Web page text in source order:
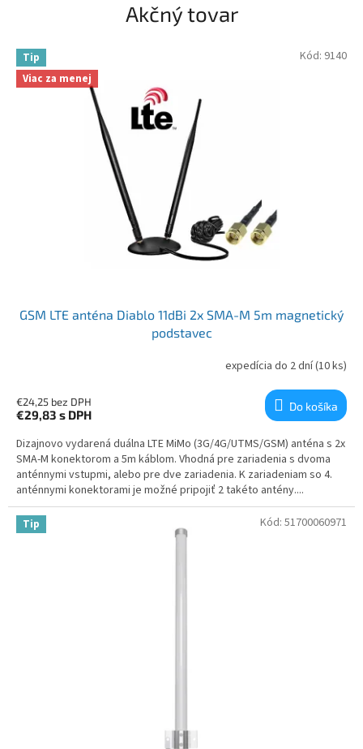
Akčný tovar
Tip
Viac za menej
GSM LTE anténa Diablo 11dBi 2x SMA-M 5m magnetický
podstavec
expedícia do 2 dní(10 ks)
€24,25 bez DPH
€29,83 s DPH
Do košíka
Dizajnovo vydarená duálna LTE MiMo (3G/4G/UTMS/GSM) anténa s 2x
SMA-M konektorom a 5m káblom. Vhodná pre zariadenia s dvoma
anténnymi vstupmi, alebo pre dve zariadenia. K zariadeniam so 4.
anténnymi konektorami je možné pripojiť 2 takéto antény....
Kód: 9140
Tip Kód: 51700060971